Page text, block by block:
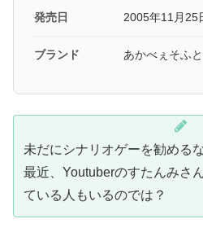
発売日 2005年11月25
ブランド あかべぇそふと
未だにシナリオゲーを勧める
最近、Youtuberのすたんみさ
ている人もいるのでは？